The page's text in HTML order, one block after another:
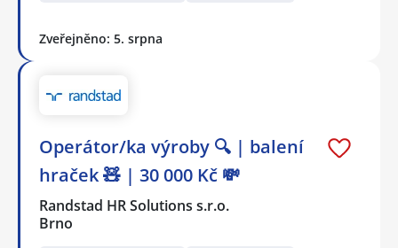
Zveřejněno: 5. srpna
Operátor/ka výroby 🔍 | balení
hraček 🧸 | 30 000 Kč 💸
Randstad HR Solutions s.r.o.
Brno